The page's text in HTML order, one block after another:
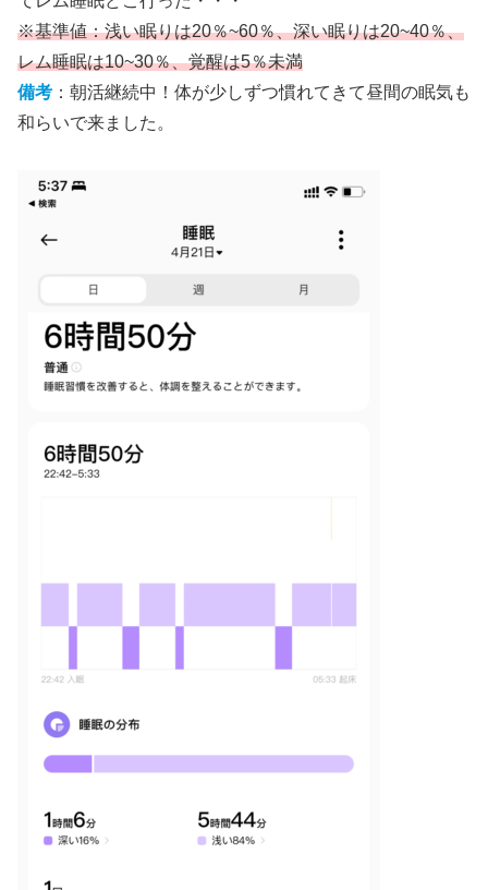
※基準値：浅い眠りは20％~60％、深い眠りは20~40％、
レム睡眠は10~30％、覚醒は5％未満
備考 ：朝活継続中！体が少しずつ慣れてきて昼間の眠気も
和らいで来ました。